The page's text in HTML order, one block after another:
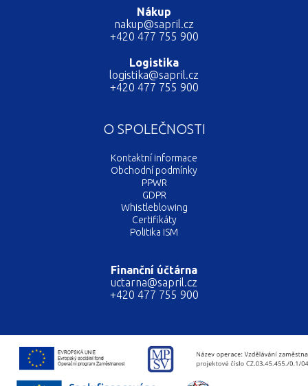
Nákup
nakup@sapril.cz
+420 477 755 900
Logistika
logistika@sapril.cz
+420 477 755 900
O SPOLEČNOSTI
Kontaktní informace
Obchodní podmínky
PPWR
GDPR
Whistleblowing
Certifikáty
Politika ISM
Finanční účtárna
uctarna@sapril.cz
+420 477 755 900